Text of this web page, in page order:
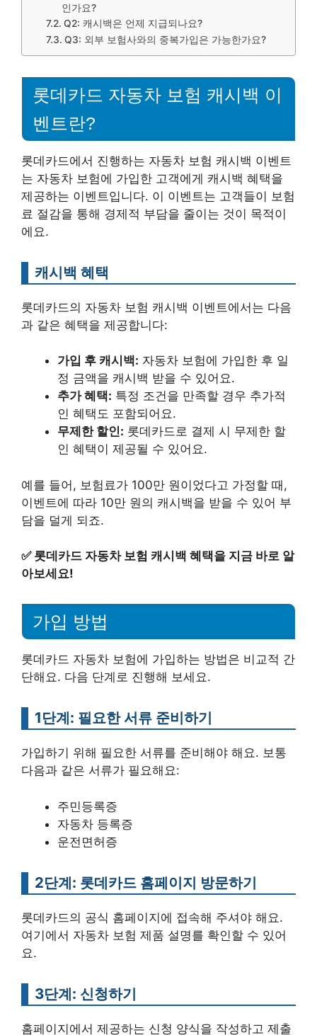
인가요?
Q2: 캐시백은 언제 지급되나요?
Q3: 외부 보험사와의 중복가입은 가능한가요?
롯데카드 자동차 보험 캐시백 이
벤트란?
롯데카드에서 진행하는 자동차 보험 캐시백 이벤트
는 자동차 보험에 가입한 고객에게 캐시백 혜택을
제공하는 이벤트입니다. 이 이벤트는 고객들이 보험
료 절감을 통해 경제적 부담을 줄이는 것이 목적이
에요.
캐시백 혜택
롯데카드의 자동차 보험 캐시백 이벤트에서는 다음
과 같은 혜택을 제공합니다:
가입 후 캐시백: 자동차 보험에 가입한 후 일
정 금액을 캐시백 받을 수 있어요.
추가 혜택: 특정 조건을 만족할 경우 추가적
인 혜택도 포함되어요.
무제한 할인: 롯데카드로 결제 시 무제한 할
인 혜택이 제공될 수 있어요.
예를 들어, 보험료가 100만 원이었다고 가정할 때,
이벤트에 따라 10만 원의 캐시백을 받을 수 있어 부
담을 덜게 되죠.
✅ 롯데카드 자동차 보험 캐시백 혜택을 지금 바로 알
아보세요!
가입 방법
롯데카드 자동차 보험에 가입하는 방법은 비교적 간
단해요. 다음 단계로 진행해 보세요.
1단계: 필요한 서류 준비하기
가입하기 위해 필요한 서류를 준비해야 해요. 보통
다음과 같은 서류가 필요해요:
주민등록증
자동차 등록증
운전면허증
2단계: 롯데카드 홈페이지 방문하기
롯데카드의 공식 홈페이지에 접속해 주셔야 해요.
여기에서 자동차 보험 제품 설명를 확인할 수 있어
요.
3단계: 신청하기
홈페이지에서 제공하는 신청 양식을 작성하고 제출